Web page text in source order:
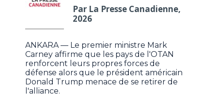
Par La Presse Canadienne,
2026
ANKARA — Le premier ministre Mark
Carney affirme que les pays de l'OTAN
renforcent leurs propres forces de
défense alors que le président américain
Donald Trump menace de se retirer de
l'alliance.